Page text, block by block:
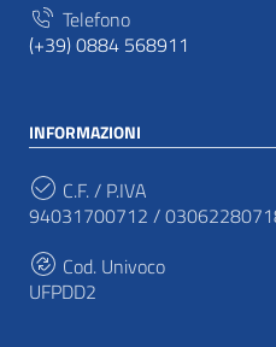
Telefono
(+39) 0884 568911
INFORMAZIONI
C.F. / P.IVA
94031700712 /
Cod. Univoco
UFPDD2